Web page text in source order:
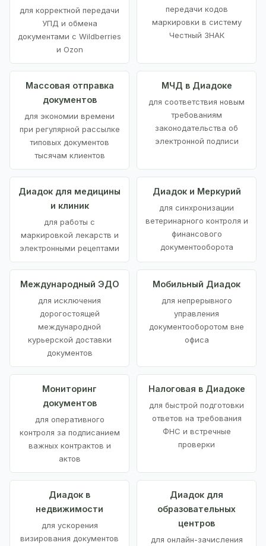
для корректной передачи
УПД и обмена
документами с Wildberries
и Ozon
передачи кодов
маркировки в систему
Честный ЗНАК
Массовая отправка
документов
для экономии времени
при регулярной рассылке
типовых документов
тысячам клиентов
МЧД в Диадоке
для соответствия новым
требованиям
законодательства об
электронной подписи
Диадок для медицины
и клиник
для работы с
маркировкой лекарств и
электронными рецептами
Диадок и Меркурий
для синхронизации
ветеринарного контроля и
финансового
документооборота
Международный ЭДО
для исключения
дорогостоящей
международной
курьерской доставки
документов
Мобильный Диадок
для непрерывного
управления
документооборотом вне
офиса
Мониторинг
документов
для оперативного
контроля за подписанием
важных контрактов и
актов
Налоговая в Диадоке
для быстрой подготовки
ответов на требования
ФНС и встречные
проверки
Диадок в
недвижимости
для ускорения
визирования документов
Диадок для
образовательных
центров
для онлайн-зачисления